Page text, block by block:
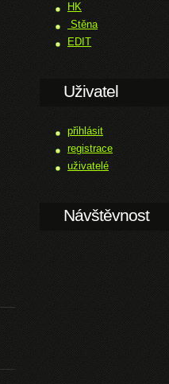
HK
Stěna
EDIT
Uživatel
přihlásit
registrace
uživatelé
Návštěvnost